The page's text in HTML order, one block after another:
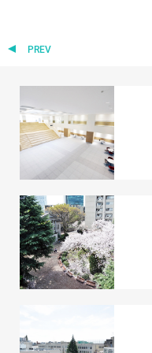
ADMISSION
入試要項
志願者速報
合格者発表
学校説明会
入学金・学費等一覧
入試問題
学校案内
公開行事の紹介
編入学・転入学試験
INFORMATION
PREV